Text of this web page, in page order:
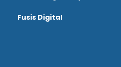
Fusis Digital